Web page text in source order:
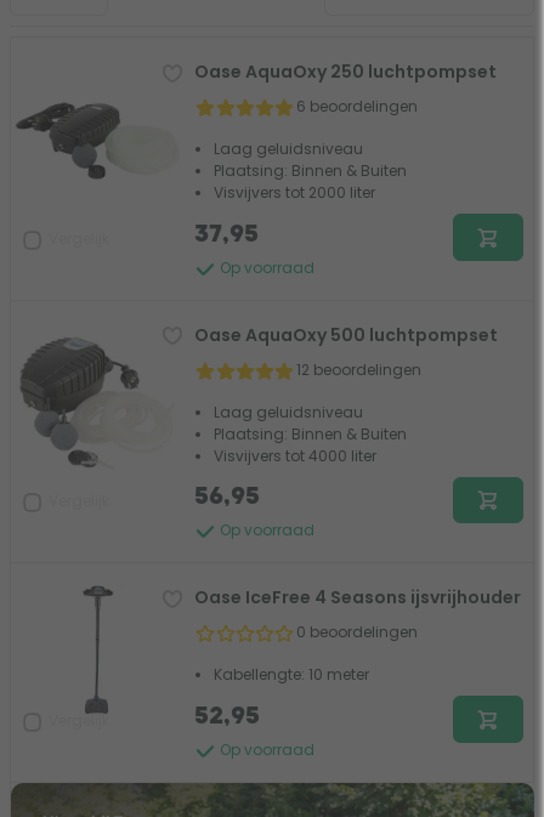
Oase AquaOxy 250 luchtpompset
6 beoordelingen
Laag geluidsniveau
Plaatsing: Binnen & Buiten
Visvijvers tot 2000 liter
Op voorraad
37,95
Oase AquaOxy 500 luchtpompset
12 beoordelingen
Laag geluidsniveau
Plaatsing: Binnen & Buiten
Visvijvers tot 4000 liter
Op voorraad
56,95
Vergelijk
Oase IceFree 4 Seasons ijsvrijhouder
0 beoordelingen
Kabellengte: 10 meter
Op voorraad
52,95